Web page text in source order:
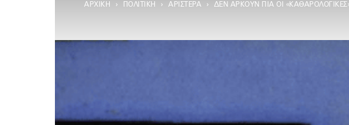
ΑΡΧΙΚΉ ΠΟΛΙΤΙΚΉ ΑΡΙΣΤΕΡΆ ΔΕΝ ΑΡΚΟΎΝ ΠΙΑ ΟΙ